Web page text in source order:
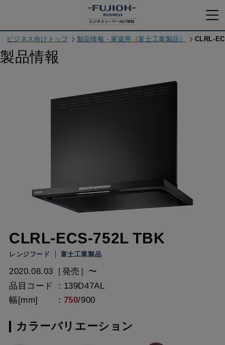
ビジネス向けトップ 製品情報 - 家庭用（富士工業製品） CLRL-
製品情報
CLRL-ECS-752L TBK
レンジフード 富士工業製品
2020.08.03［発売］〜
品目コード
139D47AL
幅[mm]
750/900
カラーバリエーション